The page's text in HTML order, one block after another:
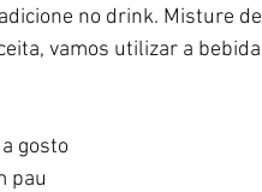
no drink. Misture
vamos utilizar a
gosto
pau